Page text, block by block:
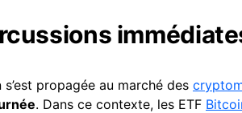
s’est propagée au marché des
. Dans ce contexte, les ETF